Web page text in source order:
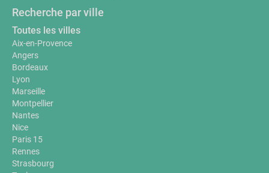
Recherche par ville
Toutes les villes
Aix-en-Provence
Angers
Bordeaux
Lyon
Marseille
Montpellier
Nantes
Nice
Paris 15
Rennes
Strasbourg